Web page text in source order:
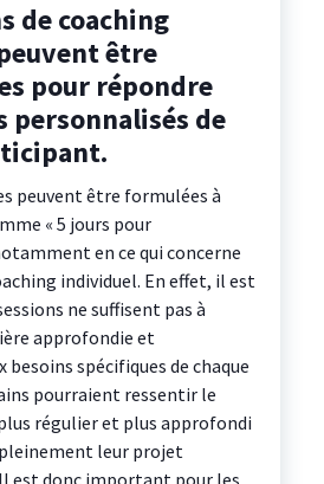
de coaching
être
pour répondre
personnalisés de
peuvent être formulées à
« 5 jours pour
en ce qui concerne
individuel. En effet, il est
ne suffisent pas à
approfondie et
besoins spécifiques de chaque
pourraient ressentir le
régulier et plus approfondi
leur projet